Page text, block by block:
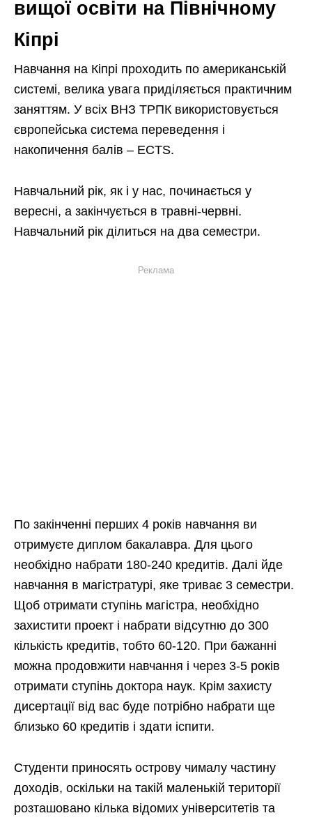
вищої освіти на Північному
Кіпрі
Навчання на Кіпрі проходить по американській
системі, велика увага приділяється практичним
заняттям. У всіх ВНЗ ТРПК використовується
європейська система переведення і
накопичення балів – ECTS.
Навчальний рік, як і у нас, починається у
вересні, а закінчується в травні-червні.
Навчальний рік ділиться на два семестри.
Реклама
По закінченні перших 4 років навчання ви
отримуєте диплом бакалавра. Для цього
необхідно набрати 180-240 кредитів. Далі йде
навчання в магістратурі, яке триває 3 семестри.
Щоб отримати ступінь магістра, необхідно
захистити проект і набрати відсутню до 300
кількість кредитів, тобто 60-120. При бажанні
можна продовжити навчання і через 3-5 років
отримати ступінь доктора наук. Крім захисту
дисертації від вас буде потрібно набрати ще
близько 60 кредитів і здати іспити.
Студенти приносять острову чималу частину
доходів, оскільки на такій маленькій території
розташовано кілька відомих університетів та